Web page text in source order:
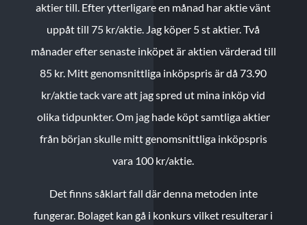
aktier till. Efter ytterligare en månad har aktie vänt
uppåt till 75 kr/aktie. Jag köper 5 st aktier.Två
månader efter senaste inköpet är aktien värderad till
85 kr. Mitt genomsnittliga inköpspris är då 73.90
kr/aktie tack vare att jag spred ut mina inköp vid
olika tidpunkter. Om jag hade köpt samtliga aktier
från början skulle mitt genomsnittliga inköpspris
vara 100 kr/aktie.
Det finns såklart fall där denna metoden inte
fungerar. Bolaget kan gå i konkurs vilket resulterar i